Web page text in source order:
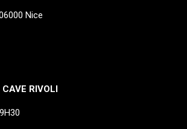
Nice
RIVOLI